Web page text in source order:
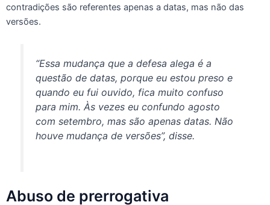
contradições são referentes apenas a datas, mas não das
versões.
“Essa mudança que a defesa alega é a
questão de datas, porque eu estou preso e
quando eu fui ouvido, fica muito confuso
para mim. Às vezes eu confundo agosto
com setembro, mas são apenas datas. Não
houve mudança de versões”, disse.
Abuso de prerrogativa